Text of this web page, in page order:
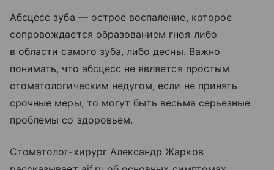
Абсцесс зуба — острое воспаление, которое
сопровождается образованием гноя либо
в области самого зуба, либо десны. Важно
понимать, что абсцесс не является простым
стоматологическим недугом, если не принять
срочные меры, то могут быть весьма серьезные
проблемы со здоровьем.
Стоматолог-хирург Александр Жарков